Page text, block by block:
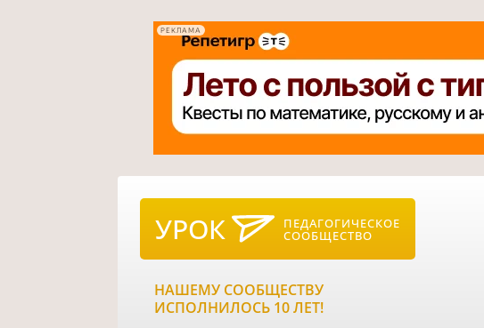
РЕКЛАМА
УРОК ПЕДАГОГИЧЕСКОЕ
СООБЩЕСТВО
НАШЕМУ СООБЩЕСТВУ
ИСПОЛНИЛОСЬ 10 ЛЕТ!